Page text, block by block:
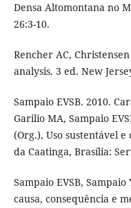
Densa Altomontana no
26:3-10.
Rencher AC,
analysis. 3 ed. New
Sampaio EVSB. 2010.
Garilio MA, Sampaio
(Org.), Uso sustentável
da Caatinga, Brasília:
Sampaio EVSB,
causa, consequência e